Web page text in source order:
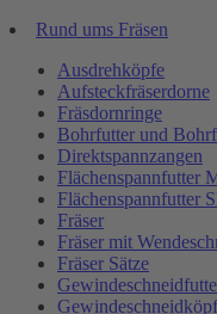
Rund ums Fräsen
Ausdrehköpfe
Aufsteckfräserdorne
Fräsdornringe
Bohrfutter und
Direktspannzangen
Flächenspannfutter
Flächenspannfutter
Fräser
Fräser mit
Fräser Sätze